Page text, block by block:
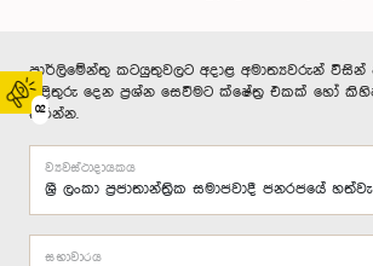
02
පාර්ලිමේන්තු කටයුතුවලට අදාළ අමාත්‍යවරුන්
පිළිතුරු දෙන ප්‍රශ්න සෙවීමට ක්ෂේත්‍ර එකක් හෝ
කරන්න.
ව්‍යවස්ථාදායකය
සභාවාරය